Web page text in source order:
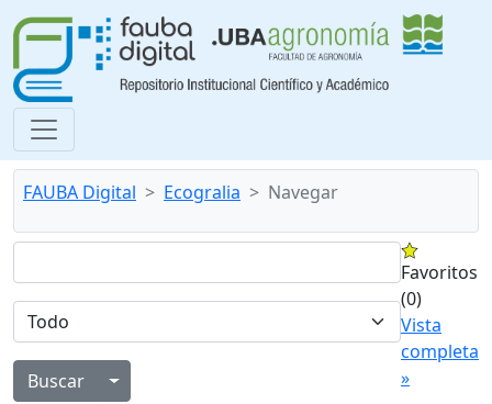
FAUBA Digital Ecogralia Navegar
Alternar menú desplegable
Favoritos
(0)
Vista
completa
»